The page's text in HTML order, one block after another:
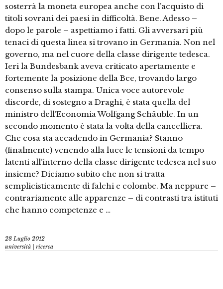
sosterrà la moneta europea anche con l’acquisto di
titoli sovrani dei paesi in difficoltà. Bene. Adesso –
dopo le parole – aspettiamo i fatti. Gli avversari più
tenaci di questa linea si trovano in Germania. Non nel
governo, ma nel cuore della classe dirigente tedesca.
Ieri la Bundesbank aveva criticato apertamente e
fortemente la posizione della Bce, trovando largo
consenso sulla stampa. Unica voce autorevole
discorde, di sostegno a Draghi, è stata quella del
ministro dell’Economia Wolfgang Schäuble. In un
secondo momento è stata la volta della cancelliera.
Che cosa sta accadendo in Germania? Stanno
(finalmente) venendo alla luce le tensioni da tempo
latenti all’interno della classe dirigente tedesca nel suo
insieme? Diciamo subito che non si tratta
semplicisticamente di falchi e colombe. Ma neppure –
contrariamente alle apparenze – di contrasti tra istituti
che hanno competenze e …
28 Luglio 2012
università | ricerca